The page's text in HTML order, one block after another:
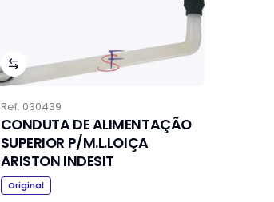
Ref. 030439
CONDUTA DE ALIMENTAÇÃO
SUPERIOR P/M.L.LOIÇA
ARISTON INDESIT
Original